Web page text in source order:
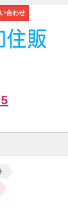
合わせ
住宅